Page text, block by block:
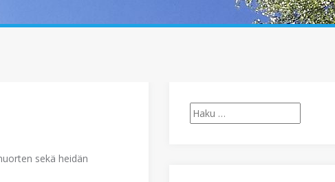
sekä heidän
Haku: